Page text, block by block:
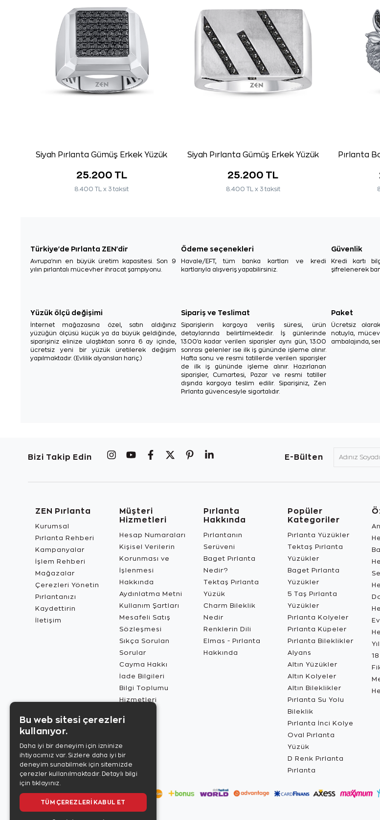
Siyah Pırlanta Gümüş Erkek Yüzük
25.200 TL
8.400 TL x 3 taksit
Siyah Pırlanta Gümüş Erkek Yüzük
25.200 TL
8.400 TL x 3 taksit
Pırlanta
Türkiye'de Pırlanta ZEN'dir
Avrupa'nın en büyük üretim kapasitesi. Son 9
yılın pırlantalı mücevher ihracat şampiyonu.
Ödeme seçenekleri
Havale/EFT, tüm banka kartları ve kredi
kartlarıyla alışveriş yapabilirsiniz.
Güvenlik
Kredi kartı
şifrelenerek
Yüzük ölçü değişimi
İnternet mağazasına özel, satın aldığınız
yüzüğün ölçüsü küçük ya da büyük geldiğinde,
siparişiniz elinize ulaştıktan sonra 6 ay içinde,
ücretsiz yeni bir yüzük üretilerek değişim
yapılmaktadır. (Evlilik alyansları hariç.)
Sipariş ve Teslimat
Siparişlerin kargoya veriliş süresi, ürün
detaylarında belirtilmektedir. İş günlerinde
13.00'a kadar verilen siparişler aynı gün, 13.00
sonrası gelenler ise ilk iş gününde işleme alınır.
Hafta sonu ve resmi tatillerde verilen siparişler
de ilk iş gününde işleme alınır. Hazırlanan
siparişler, Cumartesi, Pazar ve resmi tatiller
dışında kargoya teslim edilir. Siparişiniz, Zen
Pırlanta güvencesiyle sigortalıdır.
Paket
Ücretsiz
notuyla,
ambalajında,
Bizi Takip Edin E-Bülten
ZEN Pırlanta
Kurumsal
Pırlanta Rehberi
Kampanyalar
İşlem Rehberi
Mağazalar
Çerezleri Yönetin
Pırlantanızı
Kaydettirin
İletişim
Müşteri
Hizmetleri
Hesap Numaraları
Kişisel Verilerin
Korunması ve
İşlenmesi
Hakkında
Aydınlatma Metni
Kullanım Şartları
Mesafeli Satış
Sözleşmesi
Sıkça Sorulan
Sorular
Cayma Hakkı
İade Bilgileri
Bilgi Toplumu
Hizmetleri
Pırlanta
Hakkında
Pırlantanın
Serüveni
Baget Pırlanta
Nedir?
Tektaş Pırlanta
Yüzük
Charm Bileklik
Nedir
Renklerin Dili
Elmas - Pırlanta
Hakkında
Popüler
Kategoriler
Pırlanta Yüzükler
Tektaş Pırlanta
Yüzükler
Baget Pırlanta
Yüzükler
5 Taş Pırlanta
Yüzükler
Pırlanta Kolyeler
Pırlanta Küpeler
Pırlanta Bileklikler
Alyans
Altın Yüzükler
Altın Kolyeler
Altın Bileklikler
Pırlanta Su Yolu
Bileklik
Pırlanta İnci Kolye
Oval Pırlanta
Yüzük
D Renk Pırlanta
Pırlanta
Bu web sitesi çerezleri
kullanıyor.
Daha iyi bir deneyim için izninize
ihtiyacımız var. Sizlere daha iyi bir
deneyim sunabilmek için sitemizde
çerezler kullanılmaktadır. Detaylı bilgi
için tıklayınız.
TÜM ÇEREZLERI KABUL ET